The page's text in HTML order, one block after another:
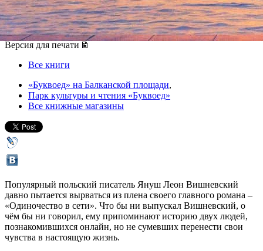
необычную книгу
14 октября 2016, пятница
Версия для печати
Все книги
«Буквоед» на Балканской площади,
Парк культуры и чтения «Буквоед»
Все книжные магазины
Популярный польский писатель Януш Леон Вишневский
давно пытается вырваться из плена своего главного романа –
«Одиночество в сети». Что бы ни выпускал Вишневский, о
чём бы ни говорил, ему припоминают историю двух людей,
познакомившихся онлайн, но не сумевших перенести свои
чувства в настоящую жизнь.